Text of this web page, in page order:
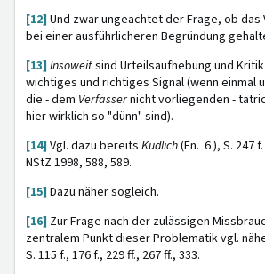
[12] Und zwar ungeachtet der Frage, ob das
bei einer ausführlicheren Begründung
[13] Insoweitsind Urteilsaufhebung und
wichtiges und richtiges Signal (wenn einmal
die - dem Verfassernicht vorliegenden -
hier wirklich so "dünn" sind).
[14] Vgl. dazu bereits Kudlich(Fn. 6 ), S. 247
NStZ 1998, 588, 589.
[15] Dazu näher sogleich.
[16] Zur Frage nach der zulässigen
zentralem Punkt dieser Problematik vgl.
S. 115 f., 176 f., 229 ff., 267 ff., 333.